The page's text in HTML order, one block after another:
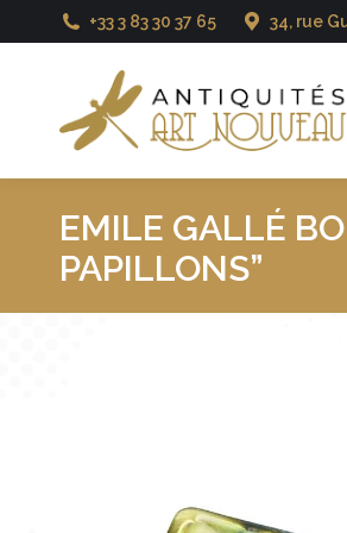
+33 3 83 30 37 65 34, rue
EMILE GALLÉ
PAPILLONS”